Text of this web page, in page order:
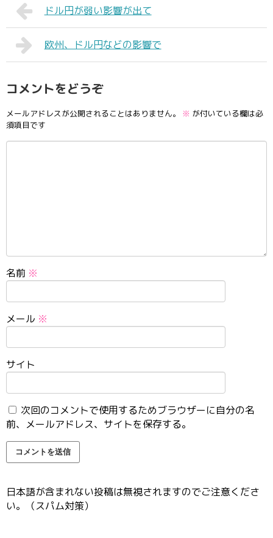
ドル円が弱い影響が出て
欧州、ドル円などの影響で
コメントをどうぞ
メールアドレスが公開されることはありません。 ※ が付いている欄は必
須項目です
名前 ※
メール ※
サイト
次回のコメントで使用するためブラウザーに自分の名
前、メールアドレス、サイトを保存する。
日本語が含まれない投稿は無視されますのでご注意くださ
い。（スパム対策）